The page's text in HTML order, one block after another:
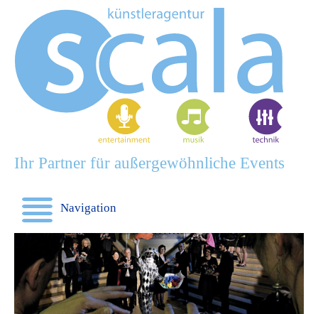
Ihr Partner für außergewöhnliche Events
Navigation